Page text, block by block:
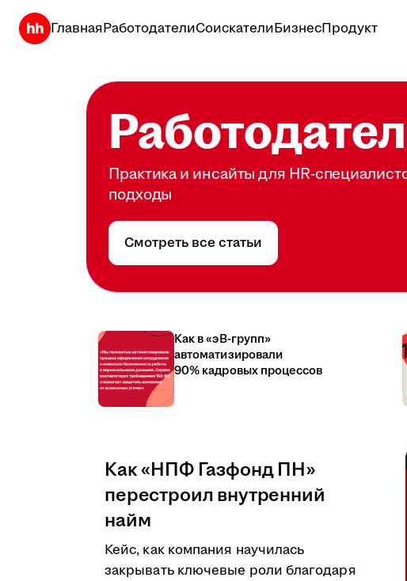
ГлавнаяРаботодателиСоискателиБизнесПродукт
Практика и инсайты для HR-
подходы
Смотреть все статьи
Как в «эВ-групп»
автоматизировали
90% кадровых процессов
Как «НПФ Газфонд ПН»
перестроил внутренний
найм
Кейс, как компания научилась
закрывать ключевые роли благодаря